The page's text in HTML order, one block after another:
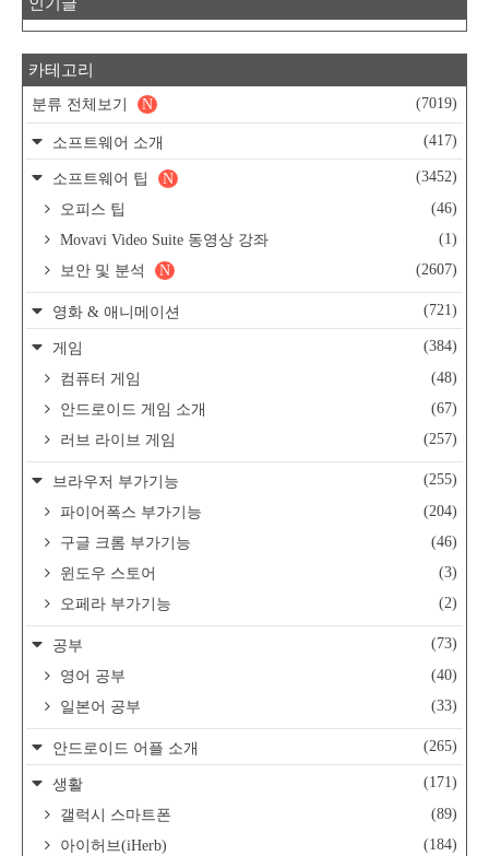
카테고리
분류 전체보기 (7019)
N
소프트웨어 소개 (417)
소프트웨어 팁 (3452)
N
오피스 팁
(46)
Movavi Video Suite 동영상 강좌
(1)
보안 및 분석
(2607)
N
영화 & 애니메이션 (721)
게임
(384)
컴퓨터 게임
(48)
안드로이드 게임 소개
(67)
러브 라이브 게임
(257)
브라우저 부가기능
(255)
파이어폭스 부가기능
(204)
구글 크롬 부가기능
(46)
윈도우 스토어
(3)
오페라 부가기능
(2)
공부
(73)
영어 공부
(40)
일본어 공부
(33)
안드로이드 어플 소개 (265)
생활
(171)
갤럭시 스마트폰
(89)
아이허브(iHerb)
(184)